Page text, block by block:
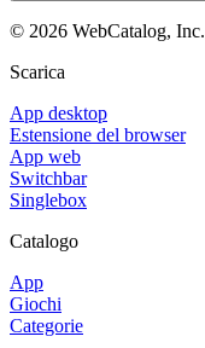
© 2026 WebCatalog, Inc.
Scarica
App desktop
Estensione del browser
App web
Switchbar
Singlebox
Catalogo
App
Giochi
Categorie